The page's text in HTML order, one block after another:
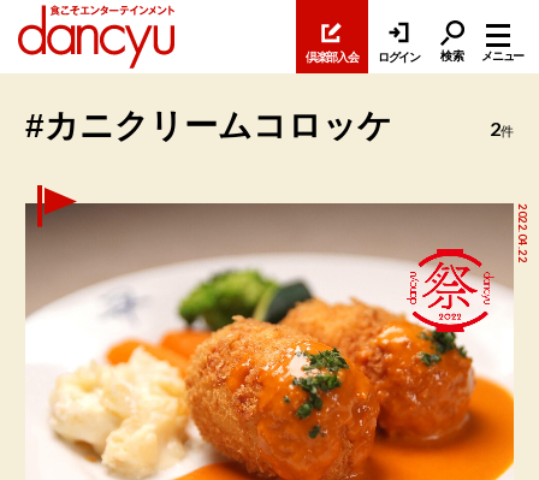
倶楽部入会 ログイン 検索 メニュー
#カニクリームコロッケ 2件
2022.04.22